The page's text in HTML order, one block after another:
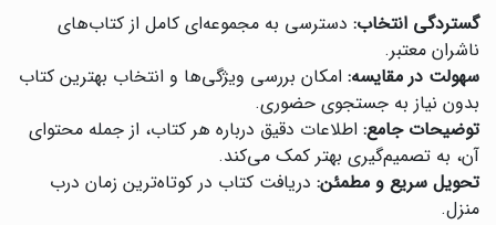
گستردگی انتخاب: دسترسی به مجموعه‌ای کامل از کتاب‌های
ناشران معتبر.
سهولت در مقایسه: امکان بررسی ویژگی‌ها و انتخاب بهترین کتاب
بدون نیاز به جستجوی حضوری.
توضیحات جامع: اطلاعات دقیق درباره هر کتاب، از جمله محتوای
آن، به تصمیم‌گیری بهتر کمک می‌کند.
تحویل سریع و مطمئن: دریافت کتاب در کوتاه‌ترین زمان درب
منزل.